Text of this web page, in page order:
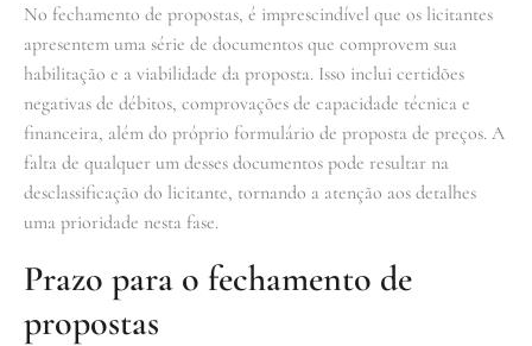
No fechamento de propostas, é imprescindível que os licitantes
apresentem uma série de documentos que comprovem sua
habilitação e a viabilidade da proposta. Isso inclui certidões
negativas de débitos, comprovações de capacidade técnica e
financeira, além do próprio formulário de proposta de preços. A
falta de qualquer um desses documentos pode resultar na
desclassificação do licitante, tornando a atenção aos detalhes
uma prioridade nesta fase.
Prazo para o fechamento de
propostas